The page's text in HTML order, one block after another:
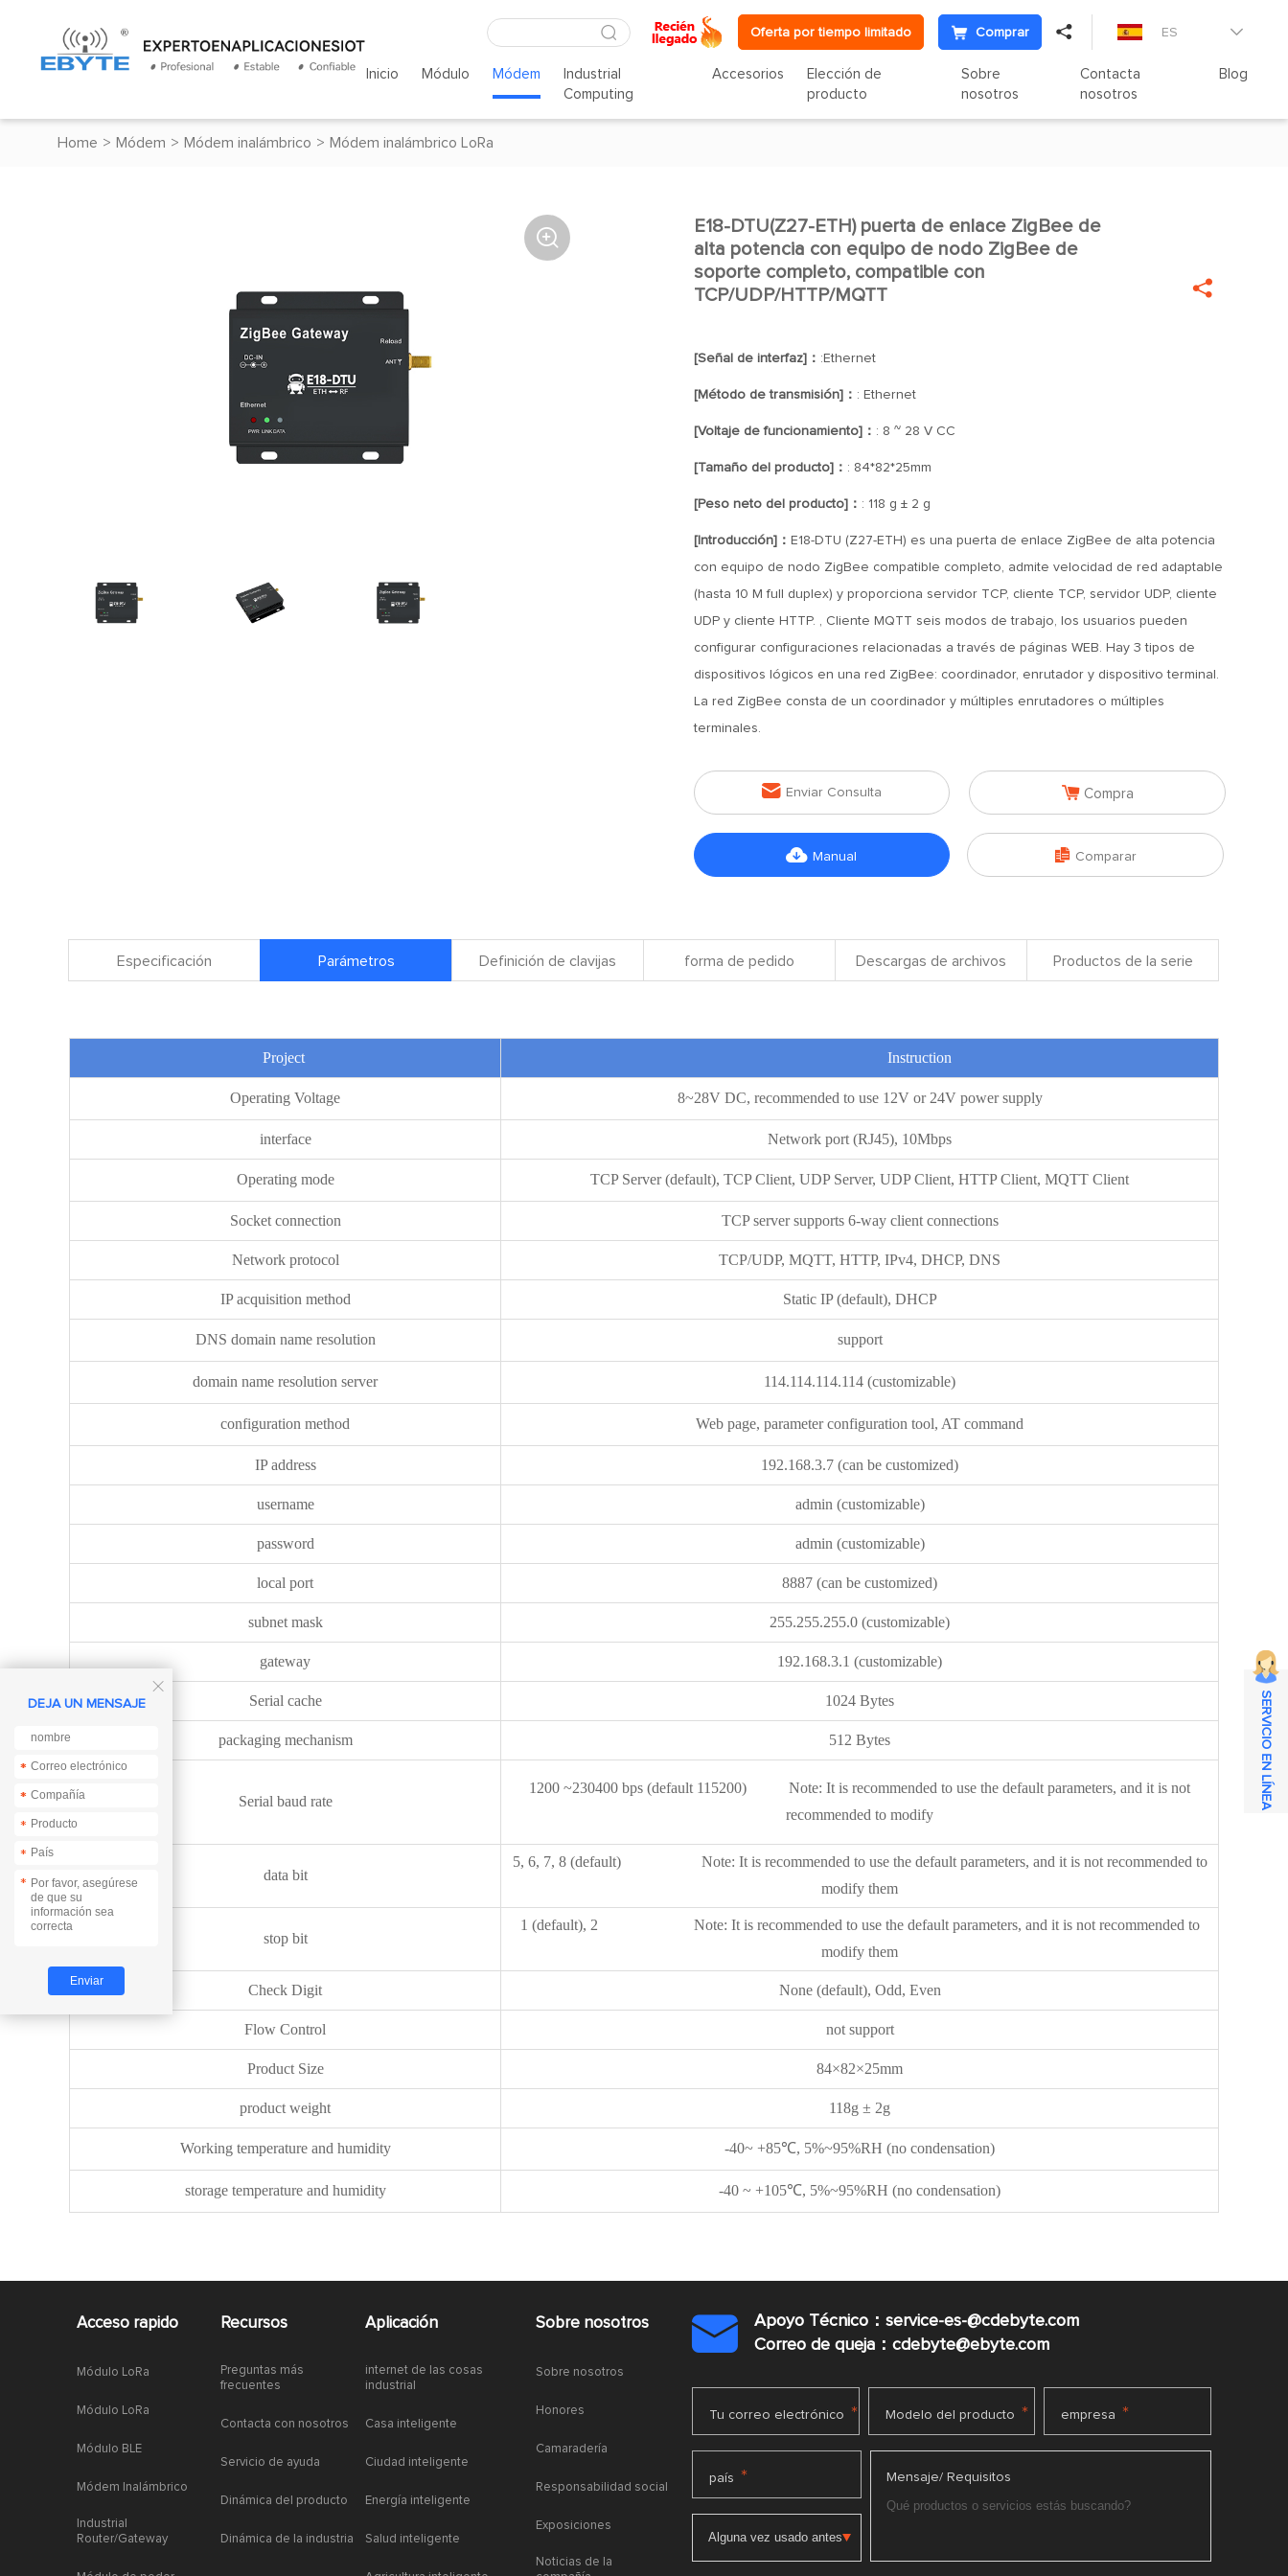
Oferta por tiempo limitado Comprar  ES 
Inicio Módulo Módem
Industrial
Computing
Accesorios
Elección de
producto
Sobre
nosotros
Contacta
nosotros
Blog
Home > Módem > Módem inalámbrico > Módem inalámbrico LoRa
 
E18-DTU(Z27-ETH) puerta de enlace ZigBee de
alta potencia con equipo de nodo ZigBee de
soporte completo, compatible con
TCP/UDP/HTTP/MQTT

[Señal de interfaz]： :Ethernet
[Método de transmisión]： : Ethernet
[Voltaje de funcionamiento]： : 8 ~ 28 V CC
[Tamaño del producto]： : 84*82*25mm
[Peso neto del producto]： : 118 g ± 2 g
[Introducción]： E18-DTU (Z27-ETH) es una puerta de enlace ZigBee de alta potencia
con equipo de nodo ZigBee compatible completo, admite velocidad de red adaptable
(hasta 10 M full duplex) y proporciona servidor TCP, cliente TCP, servidor UDP, cliente
UDP y cliente HTTP. , Cliente MQTT seis modos de trabajo, los usuarios pueden
configurar configuraciones relacionadas a través de páginas WEB. Hay 3 tipos de
dispositivos lógicos en una red ZigBee: coordinador, enrutador y dispositivo terminal.
La red ZigBee consta de un coordinador y múltiples enrutadores o múltiples
terminales.
 Enviar Consulta  Compra
 Manual  Comparar
Especificación Parámetros Definición de clavijas forma de pedido Descargas de archivos Productos de la serie
Project Instruction
Operating Voltage 8~28V DC, recommended to use 12V or 24V power supply
interface Network port (RJ45), 10Mbps
Operating mode TCP Server (default), TCP Client, UDP Server, UDP Client, HTTP Client, MQTT Client
Socket connection TCP server supports 6-way client connections
Network protocol TCP/UDP, MQTT, HTTP, IPv4, DHCP, DNS
IP acquisition method Static IP (default), DHCP
DNS domain name resolution support
domain name resolution server 114.114.114.114 (customizable)
configuration method Web page, parameter configuration tool, AT command
IP address 192.168.3.7 (can be customized)
username admin (customizable)
password admin (customizable)
local port 8887 (can be customized)
subnet mask 255.255.255.0 (customizable)
gateway 192.168.3.1 (customizable)
Serial cache 1024 Bytes
packaging mechanism 512 Bytes
Serial baud rate
1200 ~230400 bps (default 115200) Note: It is recommended to use the default parameters, and it is not
recommended to modify
data bit
5, 6, 7, 8 (default) Note: It is recommended to use the default parameters, and it is not recommended to
modify them
stop bit
1 (default), 2 Note: It is recommended to use the default parameters, and it is not recommended to
modify them
Check Digit None (default), Odd, Even
Flow Control not support
Product Size 84×82×25mm
product weight 118g ± 2g
Working temperature and humidity -40~ +85℃, 5%~95%RH (no condensation)
storage temperature and humidity -40 ~ +105℃, 5%~95%RH (no condensation)
Acceso rapido
Módulo LoRa
Módulo LoRa
Módulo BLE
Módem Inalámbrico
Industrial
Router/Gateway
Recursos
Preguntas más
frecuentes
Contacta con nosotros
Servicio de ayuda
Dinámica del producto
Dinámica de la industria
Aplicación
internet de las cosas
industrial
Casa inteligente
Ciudad inteligente
Energía inteligente
Salud inteligente
Sobre nosotros
Sobre nosotros
Honores
Camaradería
Responsabilidad social
Exposiciones
Noticias de la

Apoyo Técnico：service-es-@cdebyte.com
Correo de queja：cdebyte@ebyte.com
Tu correo electrónico * Modelo del producto * empresa *
país * Mensaje/ Requisitos

DEJA UN MENSAJE
*
*
*
*
*
*
*
SERVICIO EN LÍNEA